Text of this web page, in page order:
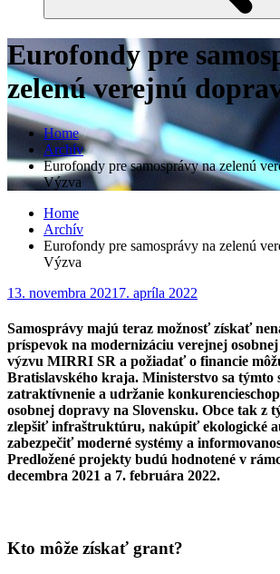
Eurofondy pre
zelenú verejnú
Home
Archív
Eurofondy pre samosprávy na zelenú
Výzva
Home
Archív
Eurofondy pre samosprávy na zelenú
Výzva
Posted
13. novembra 2021 7. apríla 2022
Samosprávy majú teraz možnosť získať
príspevok na modernizáciu verejnej
výzvu MIRRI SR a požiadať o financie
Bratislavského kraja. Ministerstvo sa týmto
zatraktívnenie a udržanie
osobnej dopravy na Slovensku. Obce tak z
zlepšiť infraštruktúru, nakúpiť ekologické
zabezpečiť moderné systémy a
Predložené projekty budú hodnotené v
decembra 2021 a 7. februára 2022.
Kto môže získať grant?